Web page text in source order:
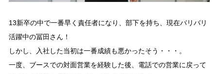
13新卒の中で一番早く責任者になり、部下を持ち、現在バリバリ
活躍中の冨田さん！
しかし、入社した当初は一番成績も悪かったそう・・・。
一度、ブースでの対面営業を経験した後、電話での営業に戻って